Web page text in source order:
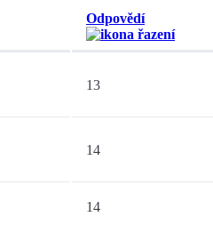
Odpovědí
13
14
14